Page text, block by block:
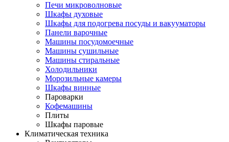
Печи микроволновые
Шкафы духовые
Шкафы для подогрева посуды и вакууматоры
Панели варочные
Машины посудомоечные
Машины сушильные
Машины стиральные
Холодильники
Морозильные камеры
Шкафы винные
Пароварки
Кофемашины
Плиты
Шкафы паровые
Климатическая техника